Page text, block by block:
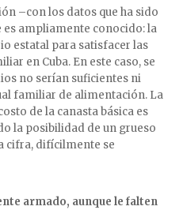
–con los datos que ha sido
ampliamente conocido: la
estatal para satisfacer las
en Cuba. En este caso, se
no serían suficientes ni
familiar de alimentación. La
de la canasta básica es
la posibilidad de un grueso
cifra, difícilmente se
armado, aunque le falten